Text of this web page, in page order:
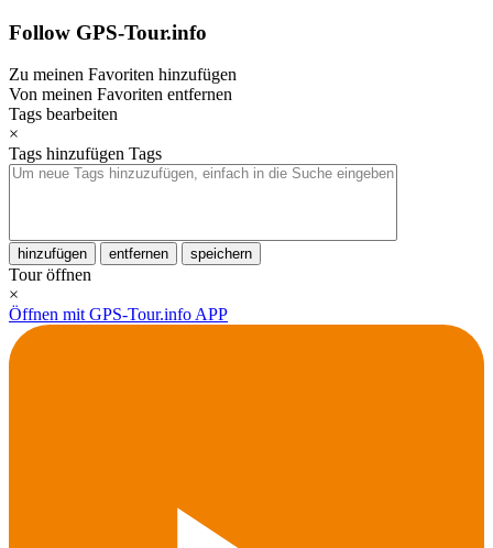
Follow GPS-Tour.info
Zu meinen Favoriten hinzufügen
Von meinen Favoriten entfernen
Tags bearbeiten
×
Tags hinzufügen Tags
hinzufügen entfernen speichern
Tour öffnen
×
Öffnen mit GPS-Tour.info APP